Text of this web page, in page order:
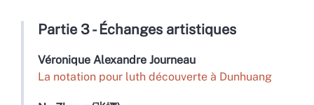
Partie 3 - Échanges artistiques
Véronique Alexandre Journeau
La notation pour luth découverte à Dunhuang